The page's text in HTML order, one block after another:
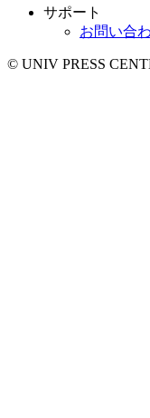
サポート
お問い合
© UNIV PRESS